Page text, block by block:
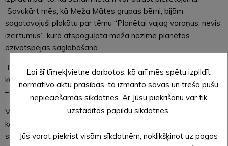
Savukārt mēs, kā Meža Mātes grupas bērni, bijām
sagatavojuši plakātu par tēmu “Planētai vajag varoņus, nevis
izcirtumus”, kurā atspoguļota meža nozīme planētas
dzīvotspējas saglabāšanā.
Lai veicinātu atbildības sajūtu pret valsti, kurā dzīvojam, bērni
kopā ar skolotājām piedalās arī apkārtējās vides sakopšanā
– plogingā.
Valsts svētku nedēļā tika organizēts draudzības pasākums
kopā ar Gudrības Mātes grupas bērniem – tika spēlētas
spēles ar uzdevumiem par Latvijas valsts un dabas
Lai šī tīmekļvietne darbotos, kā arī mēs spētu izpildīt
normatīvo aktu prasības, tā izmanto savas un trešo pušu
nepieciešamās sīkdatnes. Ar Jūsu piekrišanu var tik
uzstādītas papildu sīkdatnes.
Jūs varat piekrist visām sīkdatnēm, noklikšķinot uz pogas